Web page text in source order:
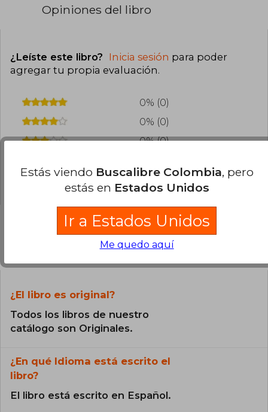
Opiniones del libro
¿Leíste este libro? Inicia sesión para poder
agregar tu propia evaluación.
0% (0)
0% (0)
0% (0)
0% (0)
Preguntas frecuentes sobre el libro
¿El libro es original?
Todos los libros de nuestro
catálogo son Originales.
¿En qué Idioma está escrito el
libro?
El libro está escrito en Español.
Estás viendo Buscalibre Colombia, pero
estás en Estados Unidos
Ir a Estados Unidos
Me quedo aquí